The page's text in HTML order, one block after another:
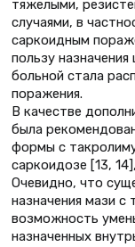
тяжелыми,
случаями, в
саркоидным
пользу
больной стала
поражения.
В качестве
была
формы с
саркоидозе [13,
Очевидно, что
назначения мази
возможность
назначенных